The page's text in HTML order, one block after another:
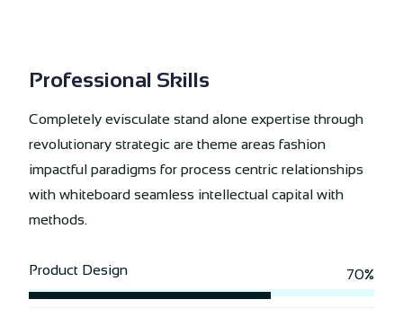
Professional Skills
Completely evisculate stand alone expertise through
revolutionary strategic are theme areas fashion
impactful paradigms for process centric relationships
with whiteboard seamless intellectual capital with
methods.
Product Design 70%